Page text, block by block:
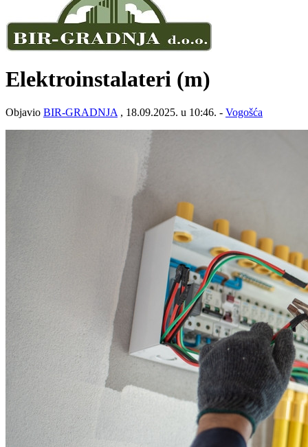
Elektroinstalateri (m)
Objavio BIR-GRADNJA , 18.09.2025. u 10:46. - Vogošća